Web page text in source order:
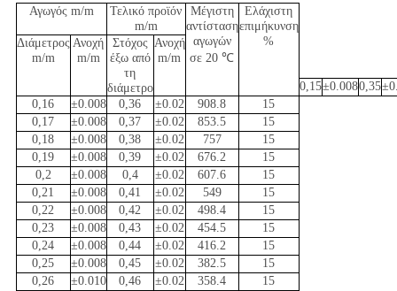
Αγωγός m/m
Τελικό προϊόν
m/m
Μέγιστη
αντίσταση
αγωγών
σε 20 ℃
Ελάχιστη
επιμήκυνση
%
Διάμετρος
m/m
Ανοχή
m/m
Στόχος
έξω από
τη
διάμετρο
Ανοχή
m/m
0,15±0.0080,35
0,16
±0.008 0,36 ±0.02 908.8
15
0,17
±0.008 0,37 ±0.02 853.5
15
0,18
±0.008 0,38 ±0.02 757
15
0,19
±0.008 0,39 ±0.02 676.2
15
0,2
±0.008 0,4 ±0.02 607.6
15
0,21
±0.008 0,41 ±0.02 549
15
0,22
±0.008 0,42 ±0.02 498.4
15
0,23
±0.008 0,43 ±0.02 454.5
15
0,24
±0.008 0,44 ±0.02 416.2
15
0,25
±0.008 0,45 ±0.02 382.5
15
0,26
±0.010 0,46 ±0.02 358.4
15